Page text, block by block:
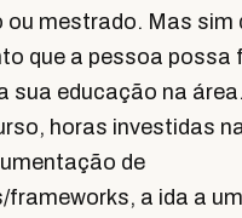
ou mestrado. Mas sim
que a pessoa possa
sua educação na
horas investidas
de
frameworks, a ida a